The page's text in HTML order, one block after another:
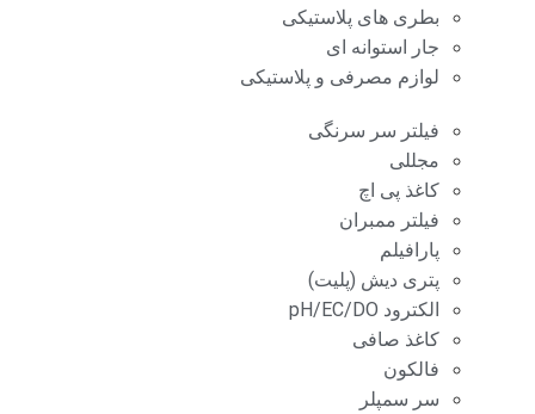
بطری های پلاستیکی
جار استوانه ای
لوازم مصرفی و پلاستیکی
فیلتر سر سرنگی
مجللی
کاغذ پی اچ
فیلتر ممبران
پارافیلم
پتری دیش (پلیت)
الکترود pH/EC/DO
کاغذ صافی
فالکون
سر سمپلر